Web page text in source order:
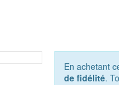
En achetant
de fidélité.